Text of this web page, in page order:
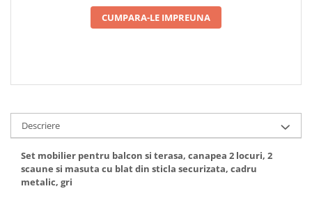
CUMPARA-LE IMPREUNA
Descriere
Set mobilier pentru balcon si terasa, canapea 2 locuri, 2
scaune si masuta cu blat din sticla securizata, cadru
metalic, gri